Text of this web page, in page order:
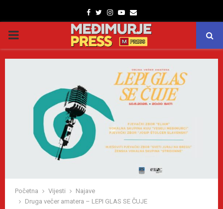
Facebook
TwitterInstagram
Youtube
Email
PRIMARY
MENU
Početna Vijesti
Najave
Druga večer amatera – LEPI GLAS SE ČUJE